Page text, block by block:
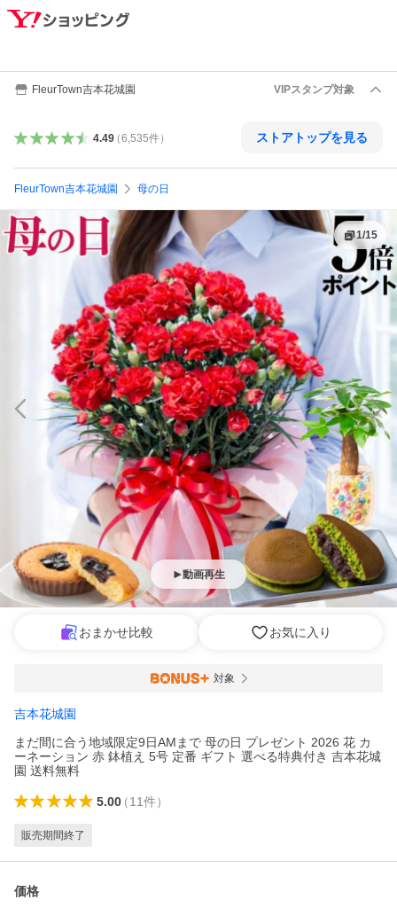
FleurTown吉本花城園 VIPスタンプ対象
4.49（6,535件） ストアトップを見る
FleurTown吉本花城園 母の日
動画再生
1/15
おまかせ比較 お気に入り
対象
吉本花城園
まだ間に合う地域限定9日AMまで 母の日 プレゼント 2026 花 カ
ーネーション 赤 鉢植え 5号 定番 ギフト 選べる特典付き 吉本花城
園 送料無料
5.00（11件）
販売期間終了
価格